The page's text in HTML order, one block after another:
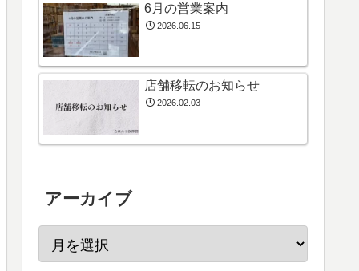
6月の営業案内
2026.06.15
店舗移転のお知らせ
2026.02.03
アーカイブ